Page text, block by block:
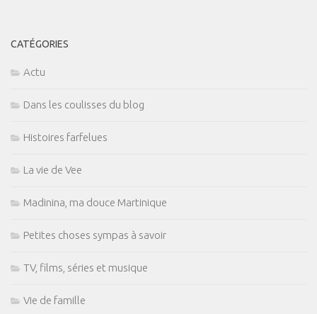
CATÉGORIES
Actu
Dans les coulisses du blog
Histoires farfelues
La vie de Vee
Madinina, ma douce Martinique
Petites choses sympas à savoir
TV, films, séries et musique
Vie de famille